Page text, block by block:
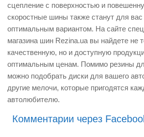
сцепление с поверхностью и
скоростные шины также станут для
оптимальным вариантом. На сайте
магазина шин Rezina.ua вы найдете не
качественную, но и доступную
оптимальным ценам. Помимо резины
можно подобрать диски для вашего
другие мелочи, которые пригодятся
автолюбителю.
Комментарии через